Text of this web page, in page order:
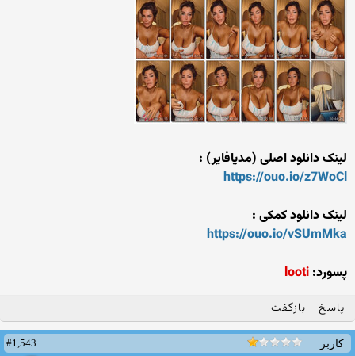
لینک دانلود اصلی (مدیافایر) :
https://ouo.io/z7WoCl
لینک دانلود کمکی :
https://ouo.io/vSUmMka
پسورد: looti
پاسخ بازگفت
کاربر
#1,543